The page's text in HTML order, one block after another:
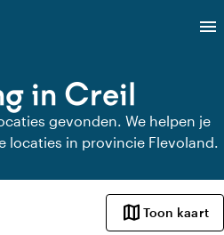
menu
in Creil
gevonden. We helpen je
locaties in provincie Flevoland.
map Toon kaart